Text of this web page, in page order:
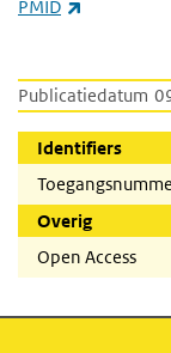
Publicatiedatum
Identifiers
Overig
Open Access
PMID